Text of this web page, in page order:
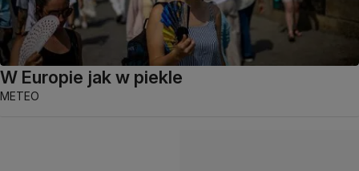
W Europie jak w piekle
METEO